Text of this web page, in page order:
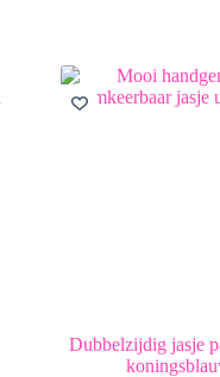
Dubbelzijdig jasje